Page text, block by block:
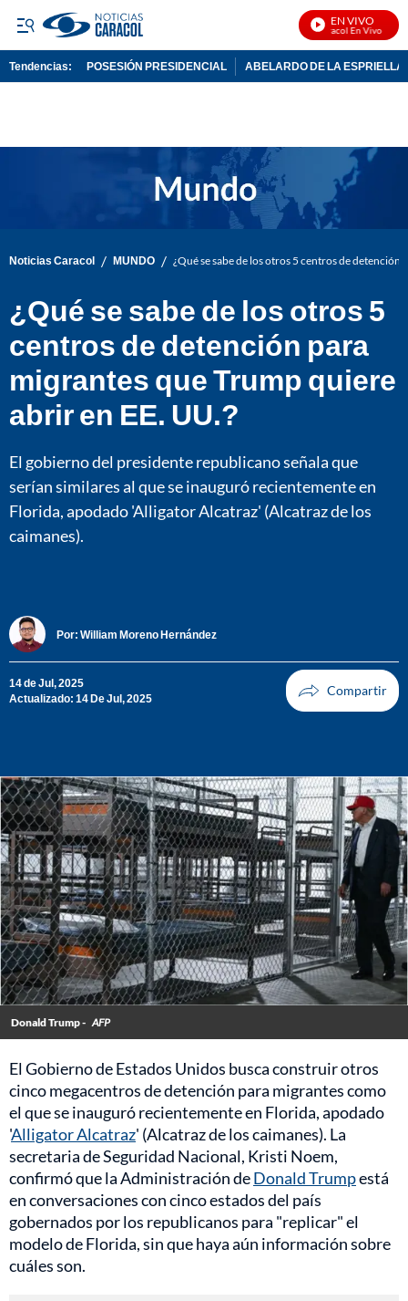
EN VIVO
Noticias Caracol En Vivo
Tendencias: POSESIÓN PRESIDENCIAL ABELARDO DE LA ESPRIELLA
Noticias Caracol / MUNDO / ¿Qué se sabe de los otros 5 centros de
¿Qué se sabe de los otros 5
centros de detención para
migrantes que Trump quiere
abrir en EE. UU.?
El gobierno del presidente republicano señala que
serían similares al que se inauguró recientemente en
Florida, apodado 'Alligator Alcatraz' (Alcatraz de los
caimanes).
Por: William Moreno Hernández
14 de Jul, 2025
Actualizado: 14 De Jul, 2025
Donald Trump - AFP
El Gobierno de Estados Unidos busca construir otros
cinco megacentros de detención para migrantes como
el que se inauguró recientemente en Florida, apodado
'Alligator Alcatraz' (Alcatraz de los caimanes). La
secretaria de Seguridad Nacional, Kristi Noem,
confirmó que la Administración deDonald Trumpestá
en conversaciones con cinco estados del país
gobernados por los republicanos para "replicar" el
modelo de Florida, sin que haya aún información sobre
cuáles son.